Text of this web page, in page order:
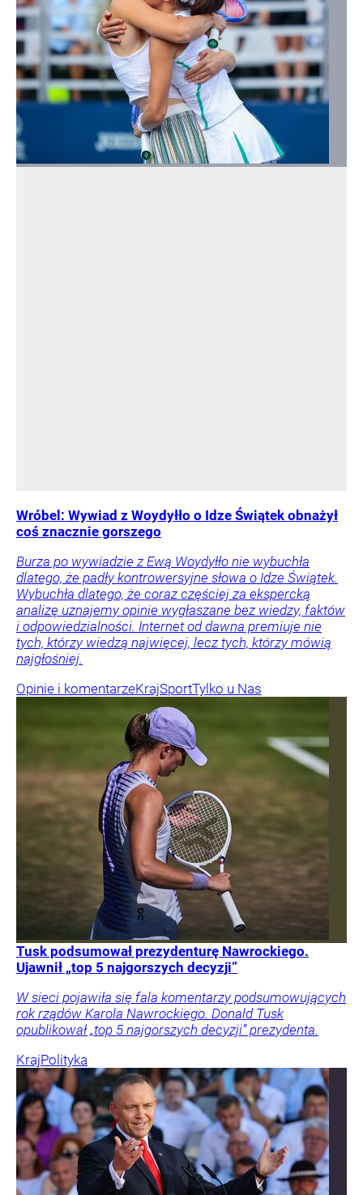
Wróbel: Wywiad z Woydyłło o Idze Świątek obnażył
coś znacznie gorszego
Burza po wywiadzie z Ewą Woydyłło nie wybuchła
dlatego, że padły kontrowersyjne słowa o Idze Świątek.
Wybuchła dlatego, że coraz częściej za ekspercką
analizę uznajemy opinie wygłaszane bez wiedzy, faktów
i odpowiedzialności. Internet od dawna premiuje nie
tych, którzy wiedzą najwięcej, lecz tych, którzy mówią
najgłośniej.
Opinie i komentarzeKrajSportTylko u Nas
Tusk podsumował prezydenturę Nawrockiego.
Ujawnił „top 5 najgorszych decyzji”
W sieci pojawiła się fala komentarzy podsumowujących
rok rządów Karola Nawrockiego. Donald Tusk
opublikował „top 5 najgorszych decyzji” prezydenta.
KrajPolityka